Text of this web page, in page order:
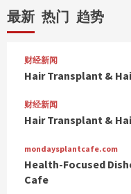
最新 热门 趋势
财经新闻
Hair Transplant &
财经新闻
Hair Transplant &
mondaysplantcafe.com
Health-Focused
Cafe